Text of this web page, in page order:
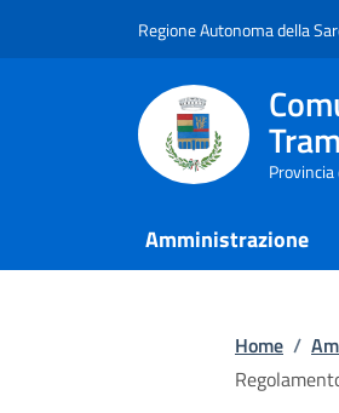
Regione Autonoma della
Amministrazione
Home /